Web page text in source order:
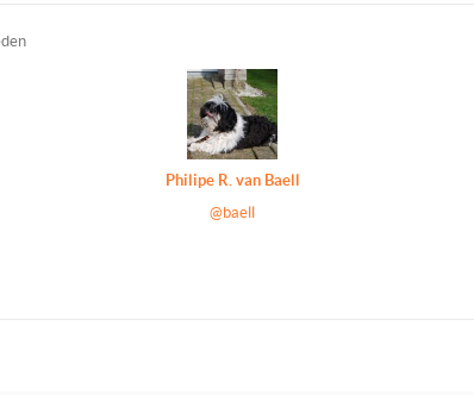
Philipe R. van Baell
@baell